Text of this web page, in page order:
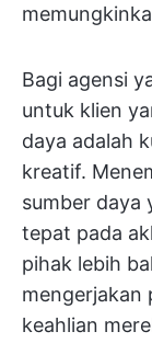
Bagi agensi
untuk klien
daya adalah
kreatif.
sumber daya
tepat pada
pihak lebih
mengerjakan
keahlian